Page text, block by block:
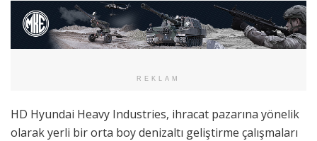
REKLAM
HD Hyundai Heavy Industries, ihracat pazarına yönelik
olarak yerli bir orta boy denizaltı geliştirme çalışmaları